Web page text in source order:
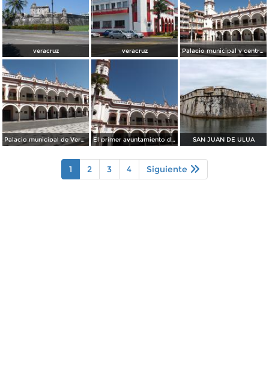
veracruz veracruz Palacio municipal y centro de Veracruz. Enero/2013
Palacio municipal de Veracruz. Enero/2013 El primer ayuntamiento de América. Veracruz. Enero/2013 SAN JUAN DE ULUA
1 2 3 4 Siguiente